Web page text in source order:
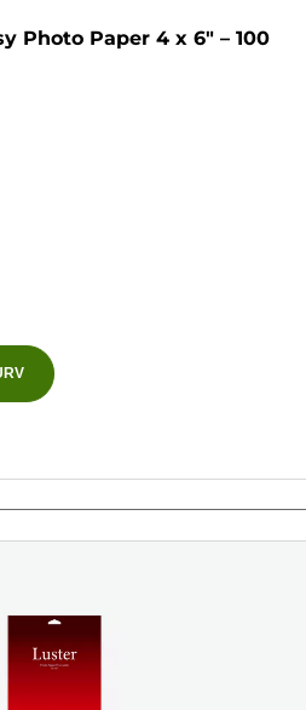
Photo Paper 4 x 6" – 100